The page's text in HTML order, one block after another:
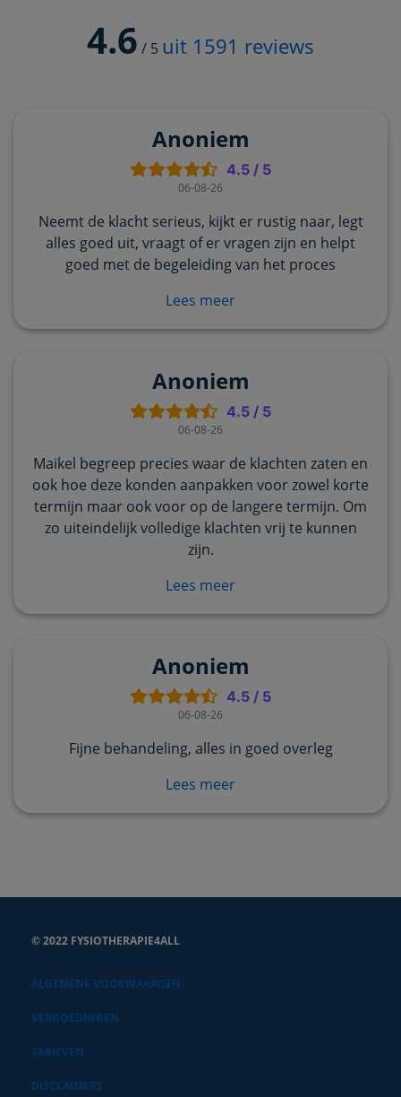
4.6 / 5 uit 1591 reviews
Anoniem
4.5/ 5
06-08-26
Neemt de klacht serieus, kijkt er rustig naar, legt
alles goed uit, vraagt of er vragen zijn en helpt
goed met de begeleiding van het proces
Lees meer
Anoniem
4.5/ 5
06-08-26
Maikel begreep precies waar de klachten zaten en
ook hoe deze konden aanpakken voor zowel korte
termijn maar ook voor op de langere termijn. Om
zo uiteindelijk volledige klachten vrij te kunnen
zijn.
Lees meer
Anoniem
4.5/ 5
06-08-26
Fijne behandeling, alles in goed overleg
Lees meer
© 2022 FYSIOTHERAPIE4ALL
ALGEMENE VOORWAARDEN
VERGOEDINGEN
TARIEVEN
DISCLAIMERS